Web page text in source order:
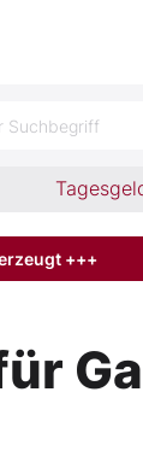
Suchbegriff
+++